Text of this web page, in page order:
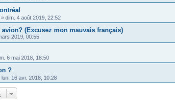
» dim. 4 août 2019, 22:52
(Excusez mon mauvais français)
2019, 00:55
6 mai 2018, 18:50
?
lun. 16 avr. 2018, 10:28